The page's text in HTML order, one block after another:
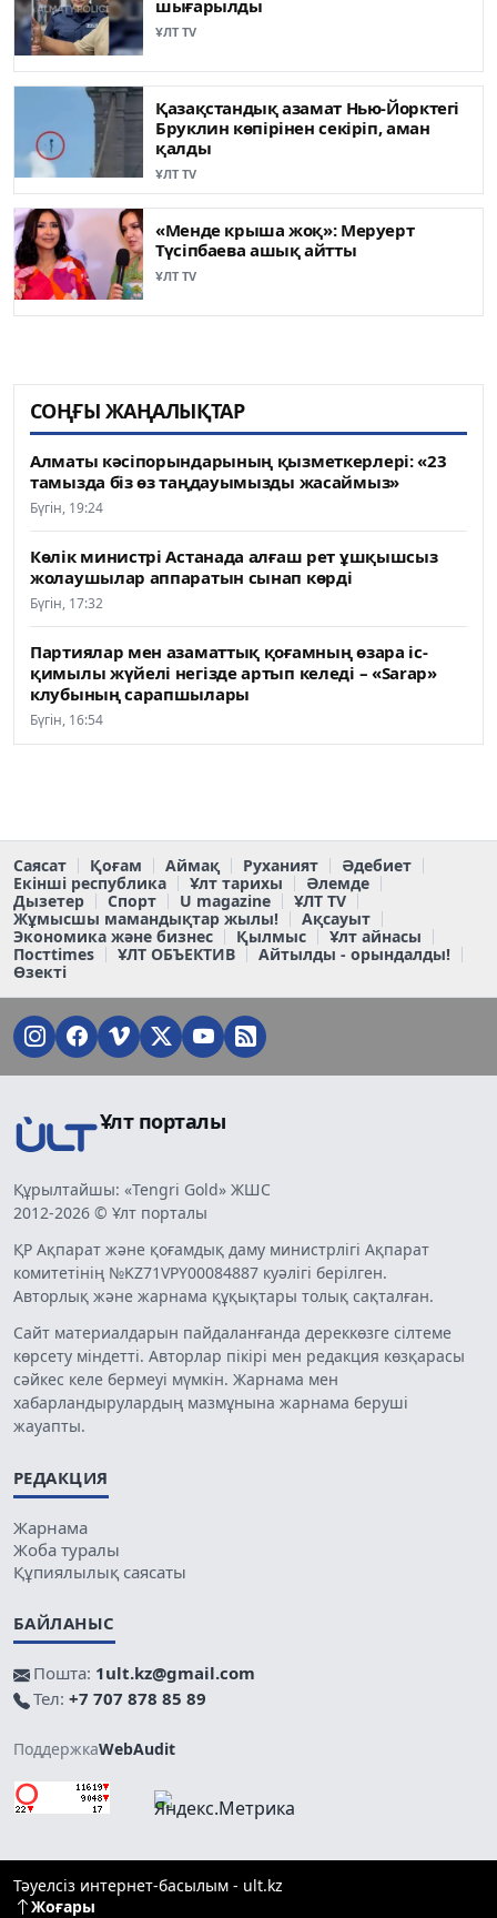
шығарылды
ҰЛТ TV
Қазақстандық азамат Нью-Йорктегі
Бруклин көпірінен секіріп, аман
қалды
ҰЛТ TV
«Менде крыша жоқ»: Меруерт
Түсіпбаева ашық айтты
ҰЛТ TV
СОҢҒЫ ЖАҢАЛЫҚТАР
Алматы кәсіпорындарының қызметкерлері: «23
тамызда біз өз таңдауымызды жасаймыз»
Бүгін, 19:24
Көлік министрі Астанада алғаш рет ұшқышсыз
жолаушылар аппаратын сынап көрді
Бүгін, 17:32
Партиялар мен азаматтық қоғамның өзара іс-
қимылы жүйелі негізде артып келеді – «Sarap»
клубының сарапшылары
Бүгін, 16:54
Саясат Қоғам Аймақ Руханият
Әдебиет
Екінші республика
Ұлт тарихы
Әлемде
Дызетер
Спорт U magazine
ҰЛТ TV
Жұмысшы мамандықтар жылы!
Ақсауыт
Экономика және бизнес
Қылмыс
Ұлт айнасы
Постtimes
ҰЛТ ОБЪЕКТИВ
Айтылды - орындалды!
Өзекті
Ұлт порталы
Құрылтайшы: «Tengri Gold» ЖШС
2012-2026 © Ұлт порталы
ҚР Ақпарат және қоғамдық даму министрлігі Ақпарат
комитетінің №KZ71VPY00084887 куәлігі берілген.
Авторлық және жарнама құқықтары толық сақталған.
Сайт материалдарын пайдаланғанда дереккөзге сілтеме
көрсету міндетті. Авторлар пікірі мен редакция көзқарасы
сәйкес келе бермеуі мүмкін. Жарнама мен
хабарландырулардың мазмұнына жарнама беруші
жауапты.
РЕДАКЦИЯ
Жарнама
Жоба туралы
Құпиялылық саясаты
БАЙЛАНЫС
Пошта: 1ult.kz@gmail.com
Тел: +7 707 878 85 89
ПоддержкаWebAudit
Тәуелсіз интернет-басылым - ult.kz
Жоғары